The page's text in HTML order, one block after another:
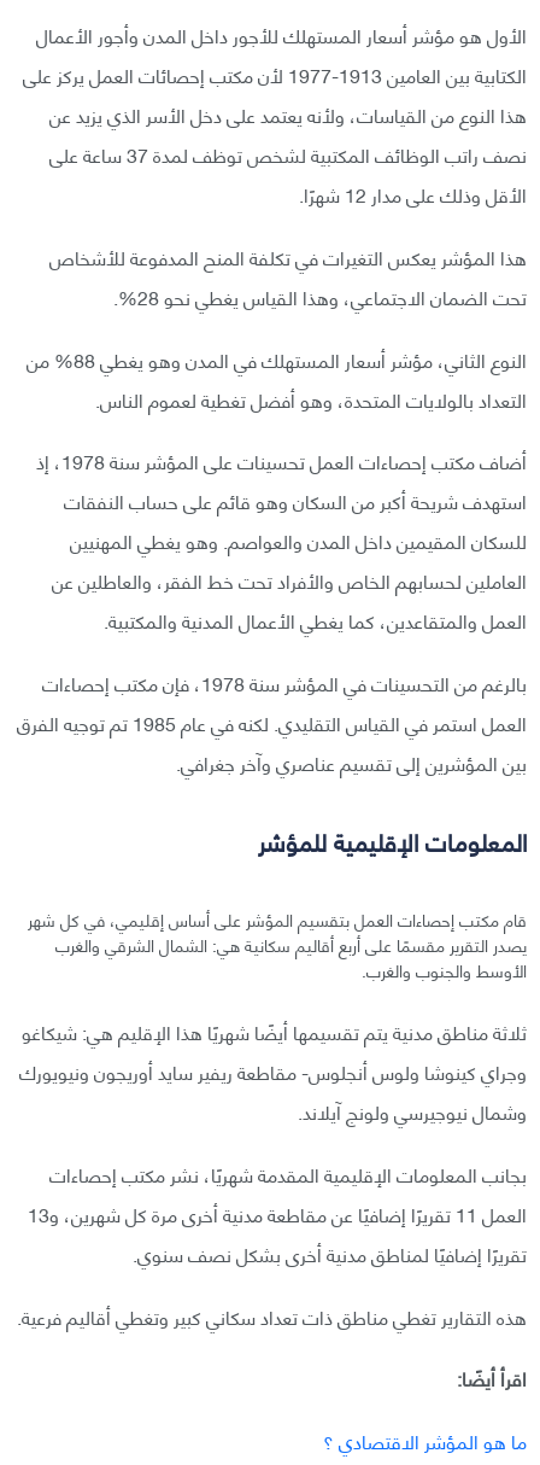
الأول هو مؤشر أسعار المستهلك للأجور داخل المدن وأجور الأعمال
الكتابية بين العامين 1913-1977 لأن مكتب إحصائات العمل يركز على
هذا النوع من القياسات، ولأنه يعتمد على دخل الأسر الذي يزيد عن
نصف راتب الوظائف المكتبية لشخص توظف لمدة 37 ساعة على
الأقل وذلك على مدار 12 شهرًا.
هذا المؤشر يعكس التغيرات في تكلفة المنح المدفوعة للأشخاص
تحت الضمان الاجتماعي، وهذا القياس يغطي نحو 28%.
النوع الثاني، مؤشر أسعار المستهلك في المدن وهو يغطي 88% من
التعداد بالولايات المتحدة، وهو أفضل تغطية لعموم الناس.
أضاف مكتب إحصاءات العمل تحسينات على المؤشر سنة 1978، إذ
استهدف شريحة أكبر من السكان وهو قائم على حساب النفقات
للسكان المقيمين داخل المدن والعواصم. وهو يغطي المهنيين
العاملين لحسابهم الخاص والأفراد تحت خط الفقر، والعاطلين عن
العمل والمتقاعدين، كما يغطي الأعمال المدنية والمكتبية.
بالرغم من التحسينات في المؤشر سنة 1978، فإن مكتب إحصاءات
العمل استمر في القياس التقليدي. لكنه في عام 1985 تم توجيه الفرق
بين المؤشرين إلى تقسيم عناصري وآخر جغرافي.
المعلومات الإقليمية للمؤشر
قام مكتب إحصاءات العمل بتقسيم المؤشر على أساس إقليمي، في كل شهر
يصدر التقرير مقسمًا على أربع أقاليم سكانية هي: الشمال الشرقي والغرب
الأوسط والجنوب والغرب.
ثلاثة مناطق مدنية يتم تقسيمها أيضًا شهريًا هذا الإقليم هي: شيكاغو
وجراي كينوشا ولوس أنجلوس- مقاطعة ريفير سايد أوريجون ونيويورك
وشمال نيوجيرسي ولونج آيلاند.
بجانب المعلومات الإقليمية المقدمة شهريًا، نشر مكتب إحصاءات
العمل 11 تقريرًا إضافيًا عن مقاطعة مدنية أخرى مرة كل شهرين، و13
تقريرًا إضافيًا لمناطق مدنية أخرى بشكل نصف سنوي.
هذه التقارير تغطي مناطق ذات تعداد سكاني كبير وتغطي أقاليم فرعية.
اقرأ أيضًا:
ما هو المؤشر الاقتصادي ؟